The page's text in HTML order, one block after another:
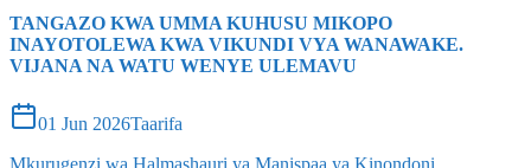
TANGAZO KWA UMMA KUHUSU MIKOPO
INAYOTOLEWA KWA VIKUNDI VYA WANAWAKE.
VIJANA NA WATU WENYE ULEMAVU
01 Jun 2026Taarifa
Mkurugenzi wa Halmashauri ya Manispaa ya Kinondoni